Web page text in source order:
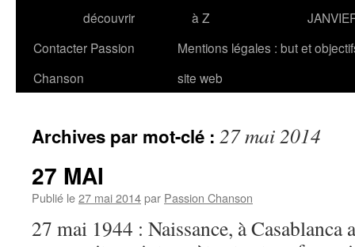
découvrir
à Z
Contacter Passion
Chanson
Mentions légales : but et
site web
Archives par mot-clé : 27 mai 2014
27 MAI
Publié le27 mai 2014par Passion Chanson
27 mai 1944 : Naissance, à Casablanca